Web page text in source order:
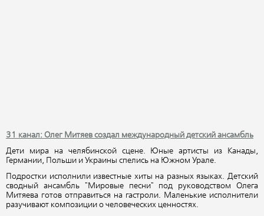
31 канал: Олег Митяев создал международный детский ансамбль
Дети мира на челябинской сцене. Юные артисты из Канады,
Германии, Польши и Украины спелись на Южном Урале.
Подростки исполнили известные хиты на разных языках. Детский
сводный ансамбль "Мировые песни" под руководством Олега
Митяева готов отправиться на гастроли. Маленькие исполнители
разучивают композиции о человеческих ценностях.